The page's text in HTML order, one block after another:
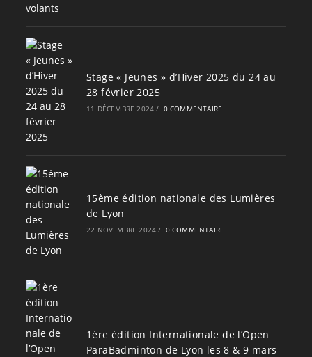
Stage « Jeunes » d’Hiver 2025 du 24 au
28 février 2025
11 DÉCEMBRE 2024 / 0 COMMENTAIRE
15ème édition nationale des Lumières
de Lyon
22 NOVEMBRE 2024 / 0 COMMENTAIRE
1ère édition Internationale de l’Open
ParaBadminton de Lyon les 8 & 9 mars